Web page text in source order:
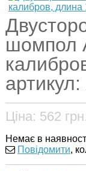
шомпол
Ціна: 562 грн.
Немає в
Повідомити,